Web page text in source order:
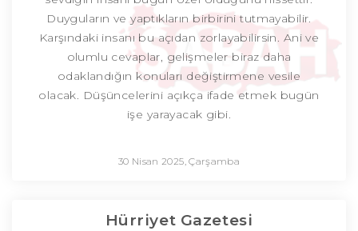
Duyguların ve yaptıkların birbirini tutmayabilir.
Karşındaki insanı bu açıdan zorlayabilirsin. Ani ve
olumlu cevaplar, gelişmeler biraz daha
odaklandığın konuları değiştirmene vesile
olacak. Düşüncelerini açıkça ifade etmek bugün
işe yarayacak gibi.
30 Nisan 2025, Çarşamba
Hürriyet Gazetesi